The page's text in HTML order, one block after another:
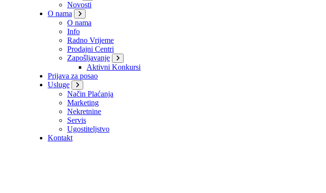
Novosti
O nama
O nama
Info
Radno Vrijeme
Prodajni Centri
Zapošljavanje
Aktivni Konkursi
Prijava za posao
Usluge
Način Plaćanja
Marketing
Nekretnine
Servis
Ugostiteljstvo
Kontakt